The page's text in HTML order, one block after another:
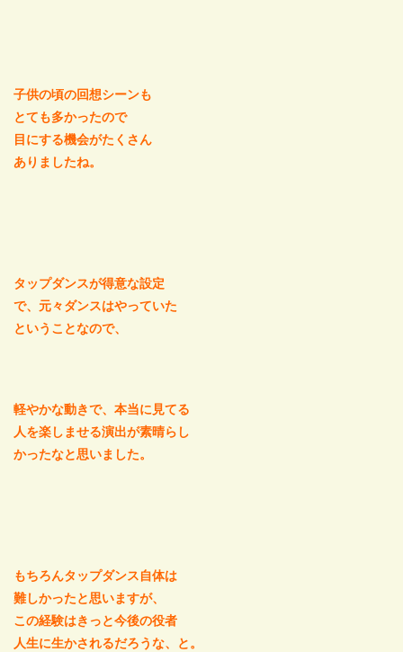
子供の頃の回想シーンも
とても多かったので
目にする機会がたくさん
ありましたね。
タップダンスが得意な設定
で、元々ダンスはやっていた
ということなので、
軽やかな動きで、本当に見てる
人を楽しませる演出が素晴らし
かったなと思いました。
もちろんタップダンス自体は
難しかったと思いますが、
この経験はきっと今後の役者
人生に生かされるだろうな、と。